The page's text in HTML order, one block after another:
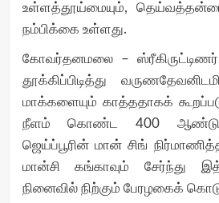
உள்ளத்தூய்மையும்,
நம்பிக்கை உள்ளது.
கோவர்தனமலை –
தூக்கிப்பிடித்து
மாக்களையும் காத்ததாகக்
நீளம் கொண்ட 400
ஜெய்ப்பூரின் மான் சிங்
மான்சி கங்காவும் சேர்ந்து
நினைவில் நிற்கும் பேரழகைக்